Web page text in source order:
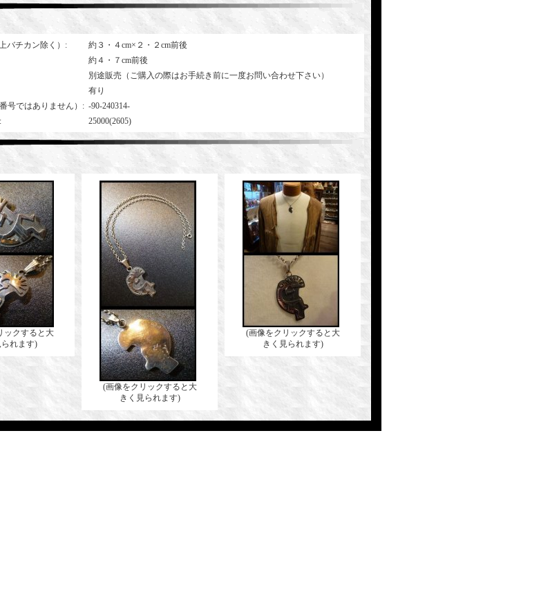
バチカン除く） :
約３・４cm×２・２cm前後
約４・７cm前後
別途販売（ご購入の際はお手続き前に一度お問い合わせ下さい）
有り
号ではありません） : -90-240314-
: 25000(2605)
ックすると大
られます)
(画像をクリックすると大
きく見られます)
(画像をクリックすると大
きく見られます)